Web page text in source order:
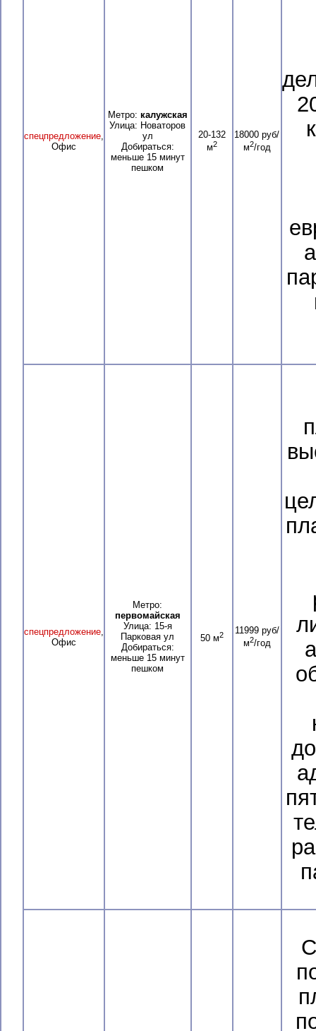
спецпредложение,
Офис
Метро: калужская
Улица: Новаторов
ул
Добираться:
меньше 15 минут
пешком
20-132
м2
18000 руб/
м2/год
спецпредложение,
Офис
Метро:
первомайская
Улица: 15-я
Парковая ул
Добираться:
меньше 15 минут
пешком
50 м2
11999 руб/
м2/год